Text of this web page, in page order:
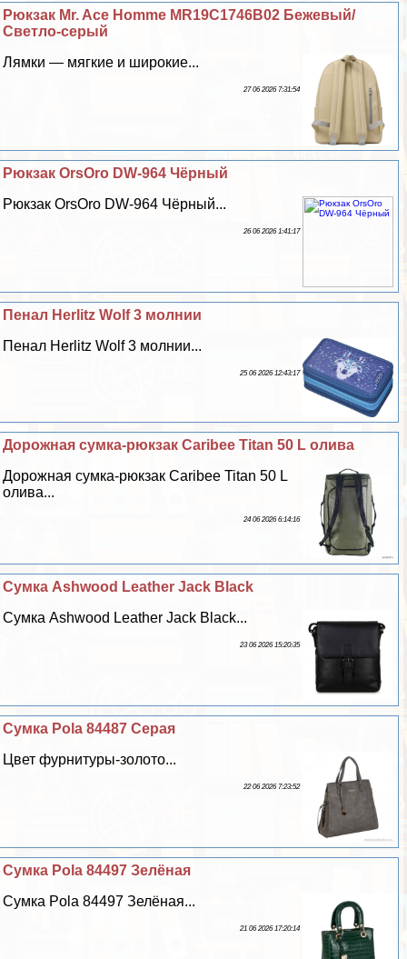
Рюкзак Mr. Ace Homme MR19C1746B02 Бежевый/
Светло-серый
Лямки — мягкие и широкие...
27 06 2026 7:31:54
Рюкзак OrsOro DW-964 Чёрный
Рюкзак OrsOro DW-964 Чёрный...
26 06 2026 1:41:17
Пенал Herlitz Wolf 3 молнии
Пенал Herlitz Wolf 3 молнии...
25 06 2026 12:43:17
Дорожная сумка-рюкзак Caribee Titan 50 L олива
Дорожная сумка-рюкзак Caribee Titan 50 L
олива...
24 06 2026 6:14:16
Сумка Ashwood Leather Jack Black
Сумка Ashwood Leather Jack Black...
23 06 2026 15:20:35
Сумка Pola 84487 Серая
Цвет фурнитуры-золото...
22 06 2026 7:23:52
Сумка Pola 84497 Зелёная
Сумка Pola 84497 Зелёная...
21 06 2026 17:20:14